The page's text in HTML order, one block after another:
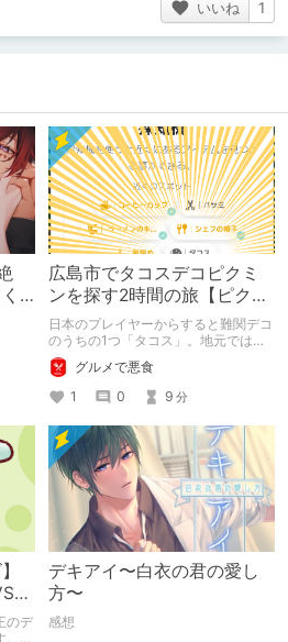
いいね 1
広島市でタコスデコピクミ
ンを探す2時間の旅【ピクミ
ンブルーム / Pikmin
Bloom】
日本のプレイヤーからすると難関デコ
のうちの1つ「タコス」。地元では見
つけられなかった男が広島で探す旅を
お送りします。ねくすと5月のテーマ
「お出かけの記録」。
グルメで悪食
1
0 9 分
のデ
デキアイ〜白衣の君の愛し
方〜
感想